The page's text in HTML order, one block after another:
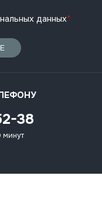
данных*
38
минут